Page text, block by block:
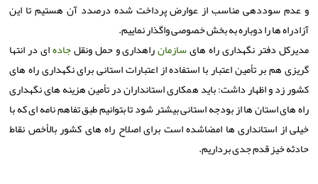
و عدم سوددهی مناسب از عوارض پرداخت شده درصدد آن هستیم تا این
آزادراه ها را دوباره به بخش خصوصی واگذار نماییم.
مدیركل دفتر نگهداری راه هایسازمانراهداری و حمل ونقلجادهای در انتها
گریزی هم بر تأمین اعتبار با استفاده از اعتبارات استانی برای نگهداری راه های
كشور زد و اظهار داشت: باید همكاری استانداران در تأمین هزینه های نگهداری
راه های استان ها از بودجه استانی بیشتر شود تا بتوانیم طبق تفاهم نامه ای كه با
خیلی از استانداری ها امضاشده است برای اصلاح راه های كشور بالأخص نقاط
حادثه خیز قدم جدی برداریم.